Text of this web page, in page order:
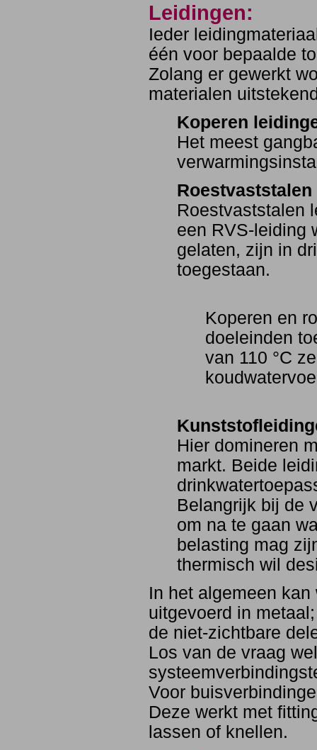
Leidingen:
Ieder
één voor bepaalde
Zolang er gewerkt
materialen
Koperen
Het meest
Roestvaststalen
een RVS-leiding
gelaten, zijn in
toegestaan.
Koperen en
doeleinden
van 110 °C
Hier domineren
markt. Beide
Belangrijk bij de
om na te gaan
belasting mag
thermisch wil
In het algemeen
uitgevoerd in metaal;
de niet-zichtbare
Los van de vraag
Voor
Deze werkt met
lassen of knellen.